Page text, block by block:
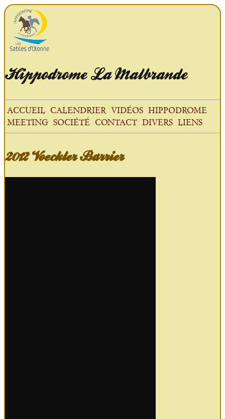
HippodromeLa Malbrande
ACCUEIL CALENDRIER VIDÉOS HIPPODROME
MEETING SOCIÉTÉ CONTACT DIVERS LIENS
2012 Voeckler Barrier